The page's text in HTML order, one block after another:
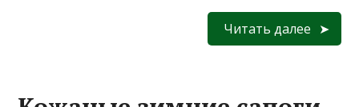
Читать далее